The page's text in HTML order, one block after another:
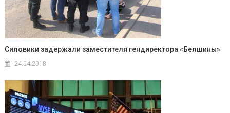
Силовики задержали заместителя гендиректора «Белшины»
24.04.2018